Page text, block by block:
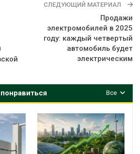
СЛЕДУЮЩИЙ МАТЕРИАЛ
Продажи
электромобилей в 2025
году: каждый четвертый
автомобиль будет
электрическим
Все